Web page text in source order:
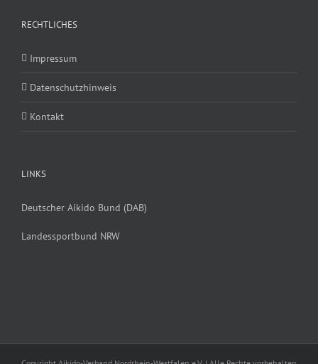
RECHTLICHES
Impressum
Datenschutzhinweis
Kontakt
LINKS
Deutscher Aikido Bund (DAB)
Landessportbund NRW